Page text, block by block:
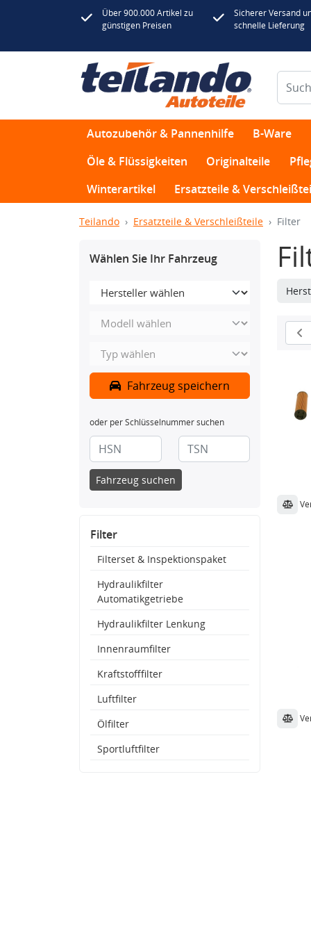
Über 900.000 Artikel zu
günstigen Preisen
Sicherer Versand
schnelle Lieferung
Autozubehör & Pannenhilfe B-Ware
Öle & Flüssigkeiten
Originalteile
Winterartikel
Ersatzteile &
Teilando Ersatzteile & Verschleißteile Filter
Wählen Sie Ihr Fahrzeug
Fahrzeug speichern
oder per Schlüsselnummer suchen
Fahrzeug suchen
Filter
Filterset & Inspektionspaket
Hydraulikfilter
Automatikgetriebe
Hydraulikfilter Lenkung
Innenraumfilter
Kraftstofffilter
Luftfilter
Ölfilter
Sportluftfilter